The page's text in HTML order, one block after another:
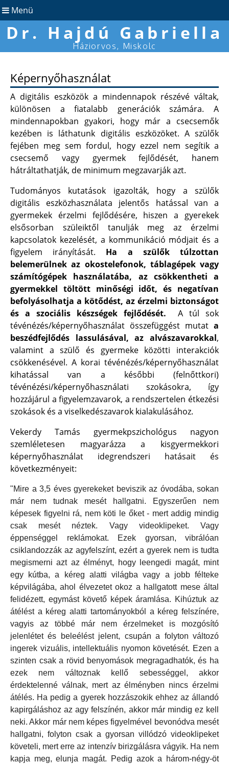
Menü
Dr. Hajdú Gabriella
Háziorvos, Miskolc
Képernyőhasználat
A digitális eszközök a mindennapok részévé váltak,
különösen a fiatalabb generációk számára. A
mindennapokban gyakori, hogy már a csecsemők
kezében is láthatunk digitális eszközöket. A szülők
fejében meg sem fordul, hogy ezzel nem segítik a
csecsemő vagy gyermek fejlődését, hanem
hátráltathatják, de minimum megzavarják azt.
Tudományos kutatások igazolták, hogy a szülők
digitális eszközhasználata jelentős hatással van a
gyermekek érzelmi fejlődésére, hiszen a gyerekek
elsősorban szüleiktől tanulják meg az érzelmi
kapcsolatok kezelését, a kommunikáció módjait és a
figyelem irányítását. Ha a szülők túlzottan
belemerülnek az okostelefonok, táblagépek vagy
számítógépek használatába, az csökkentheti a
gyermekkel töltött minőségi időt, és negatívan
befolyásolhatja a kötődést, az érzelmi biztonságot
és a szociális készségek fejlődését.
A túl sok
tévénézés/képernyőhasználat összefüggést mutat a
beszédfejlődés lassulásával, az alvászavarokkal,
valamint a szülő és gyermeke közötti interakciók
csökkenésével. A korai tévénézés/képernyőhasználat
kihatással van a későbbi (felnőttkori)
tévénézési/képernyőhasználati szokásokra, így
hozzájárul a figyelemzavarok, a rendszertelen étkezési
szokások és a viselkedészavarok kialakulásához.
Vekerdy Tamás gyermekpszichológus nagyon
szemléletesen magyarázza a kisgyermekkori
képernyőhasználat idegrendszeri hatásait és
következményeit:
"Mire a 3,5 éves gyerekeket beviszik az óvodába, sokan
már nem tudnak mesét hallgatni. Egyszerűen nem
képesek figyelni rá, nem köti le őket - mert addig mindig
csak mesét néztek. Vagy videoklipeket. Vagy
éppenséggel reklámokat. Ezek gyorsan, vibrálóan
csiklandozzák az agyfelszínt, ezért a gyerek nem is tudta
megismerni azt az élményt, hogy leengedi magát, mint
egy kútba, a kéreg alatti világba vagy a jobb félteke
képvilágába, ahol élvezetet okoz a hallgatott mese által
felidézett, egymást követő képek áramlása. Kihúztuk az
átélést a kéreg alatti tartományokból a kéreg felszínére,
vagyis az többé már nem érzelmeket is mozgósító
jelenlétet és beleélést jelent, csupán a folyton változó
ingerek vizuális, intellektuális nyomon követését. Ezen a
szinten csak a rövid benyomások megragadhatók, és ha
ezek nem változnak kellő sebességgel, akkor
érdektelenné válnak, mert az élményben nincs érzelmi
átélés. Ha pedig a gyerek hozzászokik ehhez az állandó
kapirgáláshoz az agy felszínén, akkor már mindig ez kell
neki. Akkor már nem képes figyelmével bevonódva mesét
hallgatni, folyton csak a gyorsan villódzó videoklipeket
követeli, mert erre az intenzív birizgálásra vágyik. Ha nem
kapja meg, elunja magát. Pedig azok a három-négy-öt